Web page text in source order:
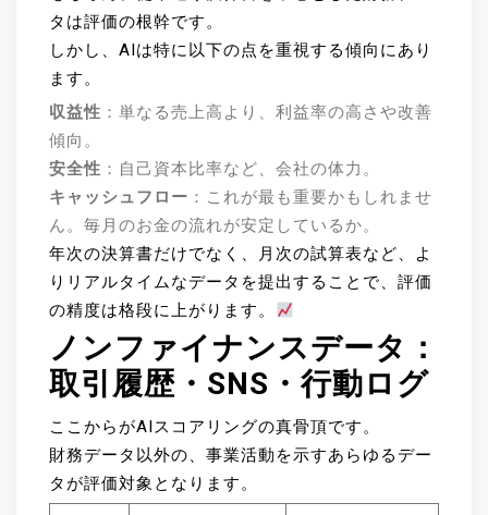
タは評価の根幹です。
しかし、AIは特に以下の点を重視する傾向にあり
ます。
収益性 ：単なる売上高より、利益率の高さや改善
傾向。
安全性 ：自己資本比率など、会社の体力。
キャッシュフロー ：これが最も重要かもしれませ
ん。毎月のお金の流れが安定しているか。
年次の決算書だけでなく、月次の試算表など、よ
りリアルタイムなデータを提出することで、評価
の精度は格段に上がります。
ノンファイナンスデータ：
取引履歴・SNS・行動ログ
ここからがAIスコアリングの真骨頂です。
財務データ以外の、事業活動を示すあらゆるデー
タが評価対象となります。